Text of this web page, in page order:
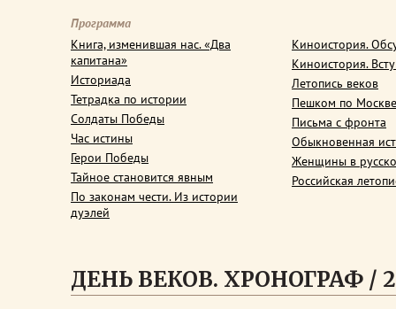
Программа
Книга, изменившая нас. «Два
капитана»
Историада
Тетрадка по истории
Солдаты Победы
Час истины
Герои Победы
Тайное становится явным
По законам чести. Из истории
дуэлей
Киноистория.
Киноистория.
Летопись веков
Пешком по Москве
Письма с фронта
Обыкновенная
Женщины в
Российская
ДЕНЬ ВЕКОВ. ХРОНОГРАФ /